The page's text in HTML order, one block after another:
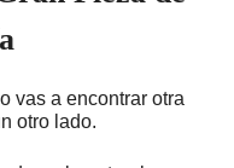
vas a encontrar otra
otro lado.